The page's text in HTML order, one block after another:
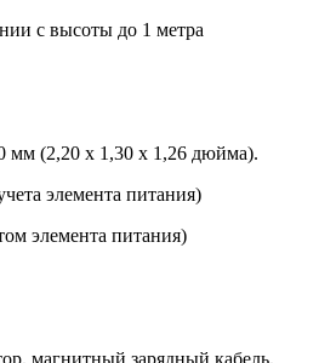
с высоты до 1 метра
мм (2,20 x 1,30 x 1,26 дюйма).
элемента питания)
элемента питания)
магнитный зарядный кабель,